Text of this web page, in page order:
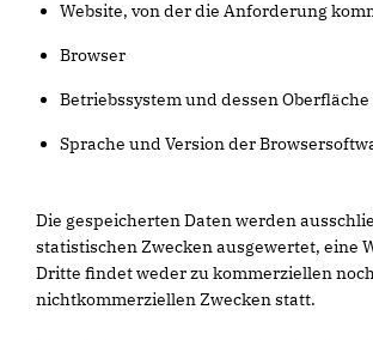
Website, von der die Anforderung
Browser
Betriebssystem und dessen Oberfläche
Sprache und Version der
Die gespeicherten Daten werden
statistischen Zwecken ausgewertet, eine
Dritte findet weder zu kommerziellen
nichtkommerziellen Zwecken statt.